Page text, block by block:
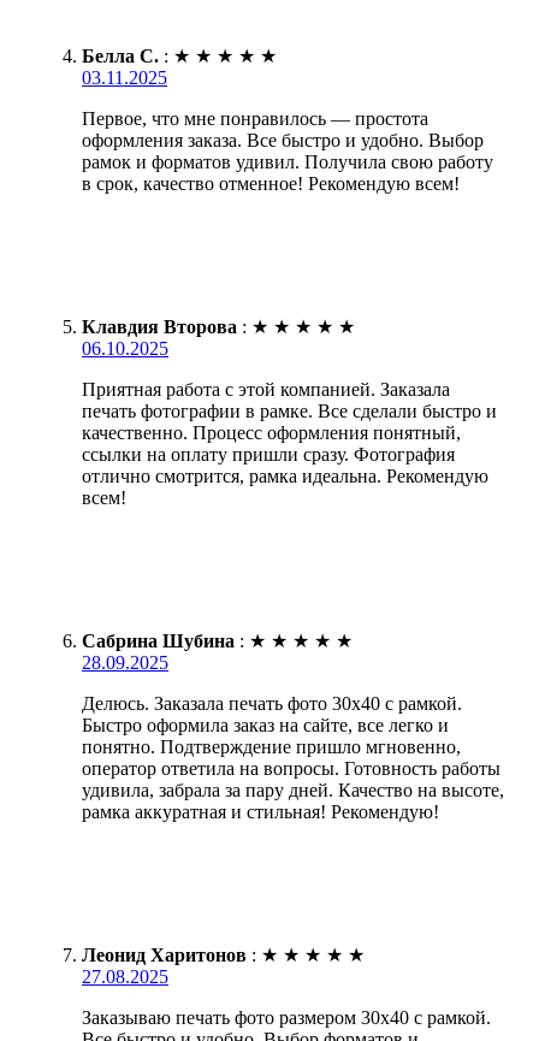
Белла С. : ★ ★ ★ ★ ★
03.11.2025
Первое, что мне понравилось — простота
оформления заказа. Все быстро и удобно. Выбор
рамок и форматов удивил. Получила свою работу
в срок, качество отменное! Рекомендую всем!
Клавдия Второва : ★ ★ ★ ★ ★
06.10.2025
Приятная работа с этой компанией. Заказала
печать фотографии в рамке. Все сделали быстро и
качественно. Процесс оформления понятный,
ссылки на оплату пришли сразу. Фотография
отлично смотрится, рамка идеальна. Рекомендую
всем!
Сабрина Шубина : ★ ★ ★ ★ ★
28.09.2025
Делюсь. Заказала печать фото 30х40 с рамкой.
Быстро оформила заказ на сайте, все легко и
понятно. Подтверждение пришло мгновенно,
оператор ответила на вопросы. Готовность работы
удивила, забрала за пару дней. Качество на высоте,
рамка аккуратная и стильная! Рекомендую!
Леонид Харитонов : ★ ★ ★ ★ ★
27.08.2025
Заказываю печать фото размером 30х40 с рамкой.